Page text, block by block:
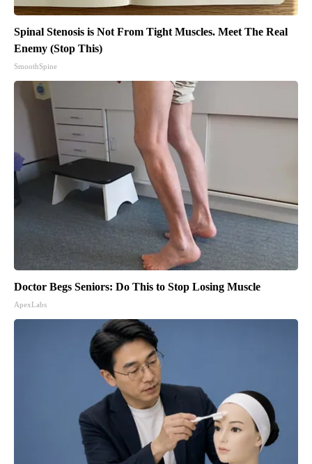
Spinal Stenosis is Not From Tight Muscles. Meet The Real
Enemy (Stop This)
SmoothSpine
Doctor Begs Seniors: Do This to Stop Losing Muscle
ApexLabs